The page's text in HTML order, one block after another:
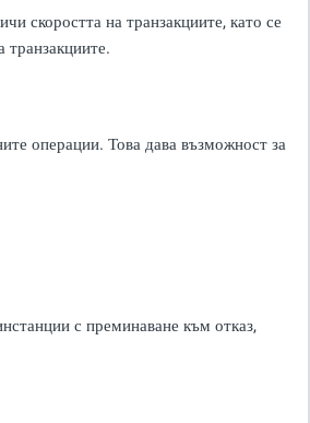
скоростта на транзакциите, като се
транзакциите.
операции. Това дава възможност за
с преминаване към отказ,